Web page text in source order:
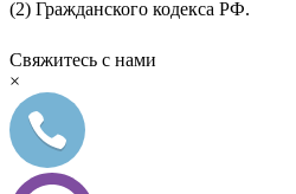
(2) Гражданского кодекса РФ.
Свяжитесь с нами
×